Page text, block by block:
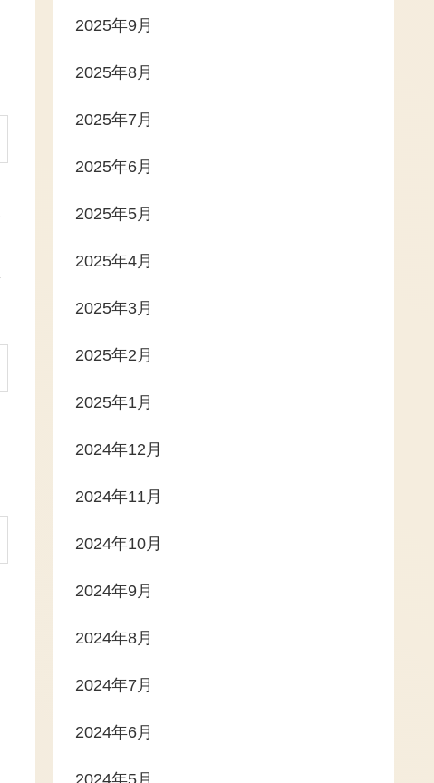
2025年9月
2025年8月
2025年7月
2025年6月
2025年5月
2025年4月
2025年3月
2025年2月
2025年1月
2024年12月
2024年11月
2024年10月
2024年9月
2024年8月
2024年7月
2024年6月